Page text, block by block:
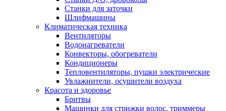
Станки для заточки
Шлифмашины
Климатическая техника
Вентиляторы
Водонагреватели
Конвекторы, обогреватели
Кондиционеры
Тепловентиляторы, пушки электрические
Увлажнители, осушители воздуха
Красота и здоровье
Бритвы
Машинки для стрижки волос, триммеры